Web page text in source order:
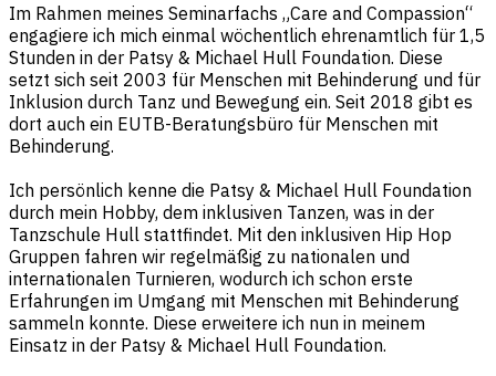
Im Rahmen meines Seminarfachs „Care and Compassion“
engagiere ich mich einmal wöchentlich ehrenamtlich für 1,5
Stunden in der Patsy & Michael Hull Foundation. Diese
setzt sich seit 2003 für Menschen mit Behinderung und für
Inklusion durch Tanz und Bewegung ein. Seit 2018 gibt es
dort auch ein EUTB-Beratungsbüro für Menschen mit
Behinderung.
Ich persönlich kenne die Patsy & Michael Hull Foundation
durch mein Hobby, dem inklusiven Tanzen, was in der
Tanzschule Hull stattfindet. Mit den inklusiven Hip Hop
Gruppen fahren wir regelmäßig zu nationalen und
internationalen Turnieren, wodurch ich schon erste
Erfahrungen im Umgang mit Menschen mit Behinderung
sammeln konnte. Diese erweitere ich nun in meinem
Einsatz in der Patsy & Michael Hull Foundation.